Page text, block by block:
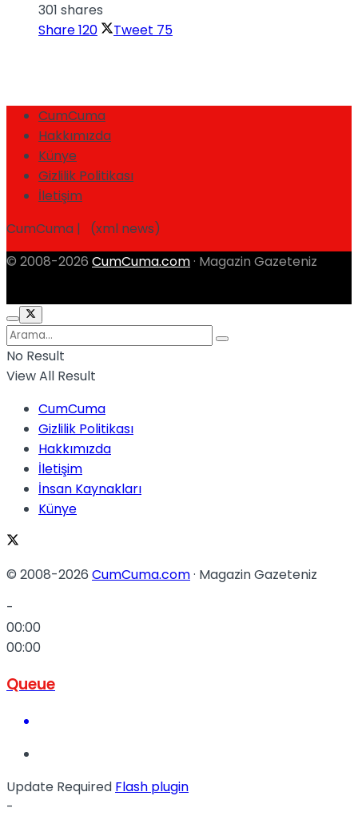
301 shares
Share120 Tweet 75
CumCuma
Hakkımızda
Künye
Gizlilik Politikası
İletişim
CumCuma | (xml news)
© 2008-2026 CumCuma.com · Magazin Gazeteniz
No Result
View All Result
CumCuma
Gizlilik Politikası
Hakkımızda
İletişim
İnsan Kaynakları
Künye
© 2008-2026 CumCuma.com· Magazin Gazeteniz
-
00:00
00:00
Queue
Update Required Flash plugin
-